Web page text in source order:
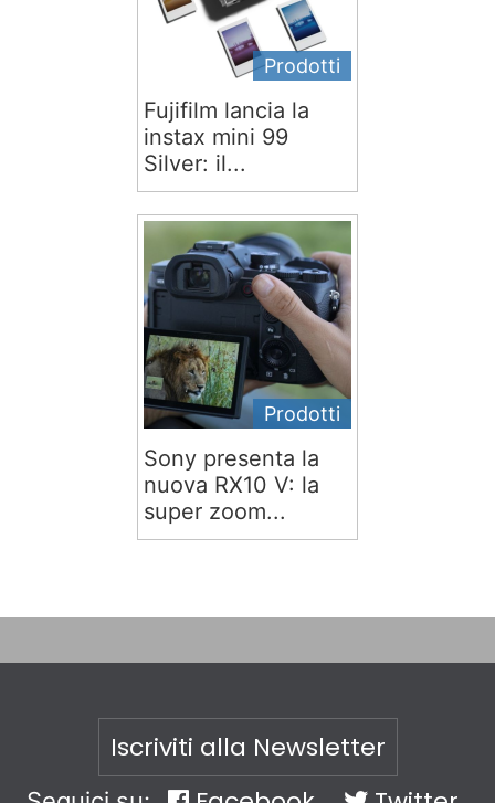
Prodotti
Fujifilm lancia la
instax mini 99
Silver: il...
Prodotti
Sony presenta la
nuova RX10 V: la
super zoom...
Iscriviti alla Newsletter